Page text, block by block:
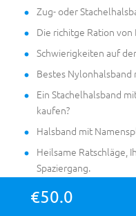
€50.0
Zug- oder
Die richitge Ration
Schwierigkeiten auf
Bestes Nylonhalsband
Ein Stachelhalsband
kaufen?
Halsband mit
Heilsame Ratschläge,
Spaziergang.
Hundekette aus nicht
Stahl?